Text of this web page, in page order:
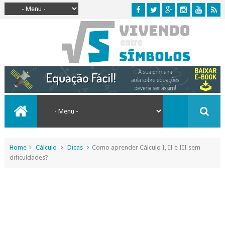
Home Cálculo Dicas
Como aprender Cálculo I, II e III sem
dificuldades?